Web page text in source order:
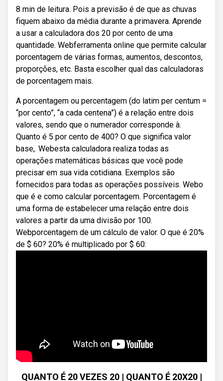
8 min de leitura. Pois a previsão é de que as chuvas
fiquem abaixo da média durante a primavera. Aprende
a usar a calculadora dos 20 por cento de uma
quantidade. Webferramenta online que permite calcular
porcentagem de várias formas, aumentos, descontos,
proporções, etc. Basta escolher qual das calculadoras
de porcentagem mais.
A porcentagem ou percentagem (do latim per centum =
“por cento”, “a cada centena”) é a relação entre dois
valores, sendo que o numerador corresponde à.
Quanto é 5 por cento de 400? O que significa valor
base,. Webesta calculadora realiza todas as
operações matemáticas básicas que você pode
precisar em sua vida cotidiana. Exemplos são
fornecidos para todas as operações possíveis. Webo
que é e como calcular porcentagem. Porcentagem é
uma forma de estabelecer uma relação entre dois
valores a partir da uma divisão por 100.
Webporcentagem de um cálculo de valor. O que é 20%
de $ 60? 20% é multiplicado por $ 60:
QUANTO É 20 VEZES 20 | QUANTO É 20X20 |